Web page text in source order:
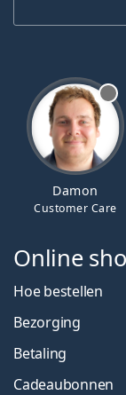
Damon
Customer Care
Online
Hoe bestellen
Bezorging
Betaling
Cadeaubonnen